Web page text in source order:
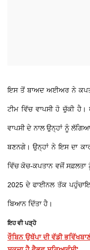
ਇਸ ਤੋਂ ਬਾਅਦ ਅਈਅਰ ਨੇ
ਟੀਮ ਵਿੱਚ ਵਾਪਸੀ ਹੋ ਚੁੱਕੀ
ਵਾਪਸੀ ਦੇ ਨਾਲ ਉਨ੍ਹਾਂ ਨੂੰ
ਬਣਨਗੇ। ਉਨ੍ਹਾਂ ਨੇ ਇਸ ਦਾ
ਵਿੱਚ ਕੋਚ-ਕਪਤਾਨ ਵਜੋਂ
2025 ਦੇ ਫਾਈਨਲ ਤੱਕ
ਬਿਆਨ ਦਿੱਤਾ ਹੈ।
ਇਹ ਵੀ ਪੜ੍ਹੋ
ਰੌਬਿਨ ਉਥੱਪਾ ਦੀ ਵੱਡੀ